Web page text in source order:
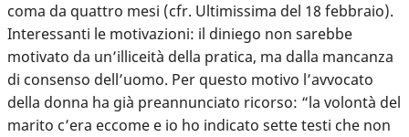
coma da quattro mesi (cfr. Ultimissima del 18 febbraio).
Interessanti le motivazioni: il diniego non sarebbe
motivato da un’illiceità della pratica, ma dalla mancanza
di consenso dell’uomo. Per questo motivo l’avvocato
della donna ha già preannunciato ricorso: “la volontà del
marito c’era eccome e io ho indicato sette testi che non